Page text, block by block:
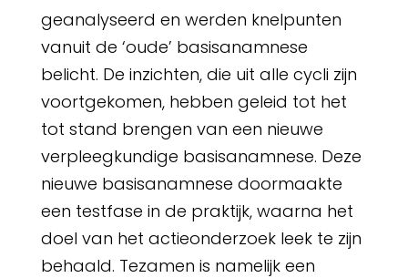
geanalyseerd en werden knelpunten
vanuit de ‘oude’ basisanamnese
belicht. De inzichten, die uit alle cycli zijn
voortgekomen, hebben geleid tot het
tot stand brengen van een nieuwe
verpleegkundige basisanamnese. Deze
nieuwe basisanamnese doormaakte
een testfase in de praktijk, waarna het
doel van het actieonderzoek leek te zijn
behaald. Tezamen is namelijk een